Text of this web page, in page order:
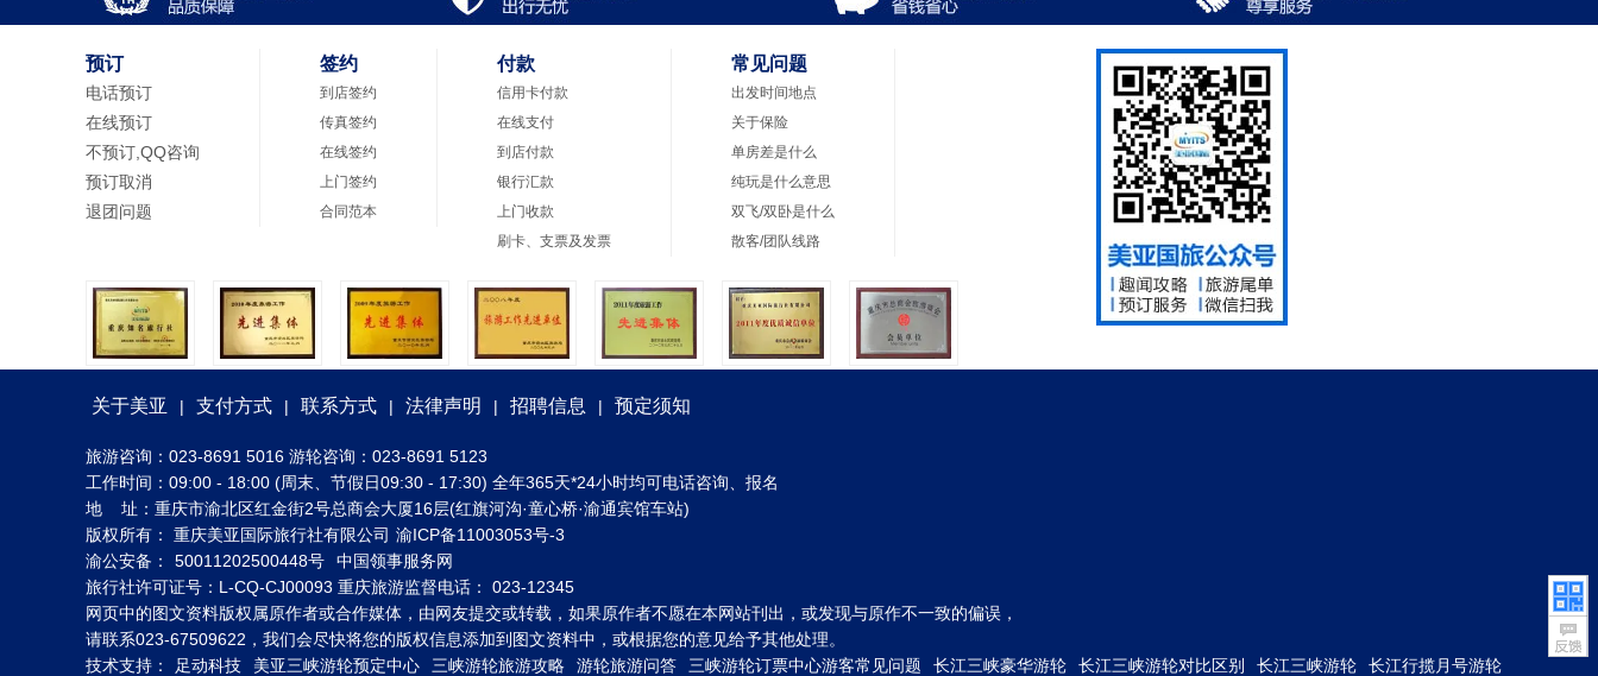
预订
电话预订
在线预订
不预订,QQ咨询
预订取消
退团问题
签约
到店签约
传真签约
在线签约
上门签约
合同范本
付款
信用卡付款
在线支付
到店付款
银行汇款
上门收款
刷卡、支票及发票
常见问题
出发时间地点
关于保险
单房差是什么
纯玩是什么意思
双飞/双卧是什么
散客/团队线路
关于美亚 | 支付方式 | 联系方式 | 法律声明 | 招聘信息 | 预定须知
旅游咨询：023-8691 5016 游轮咨询：023-8691 5123
工作时间：09:00 - 18:00 (周末、节假日09:30 - 17:30) 全年365天*24小时均可电话咨询、报名
地 址：重庆市渝北区红金街2号总商会大厦16层(红旗河沟·童心桥·渝通宾馆车站)
版权所有： 重庆美亚国际旅行社有限公司 渝ICP备11003053号-3
渝公安备：
50011202500448号
中国领事服务网
旅行社许可证号：L-CQ-CJ00093 重庆旅游监督电话： 023-12345
网页中的图文资料版权属原作者或合作媒体，由网友提交或转载，如果原作者不愿在本网站刊出，或发现与原作不一致的偏误，
请联系023-67509622，我们会尽快将您的版权信息添加到图文资料中，或根据您的意见给予其他处理。
技术支持：
足动科技 美亚三峡游轮预定中心 三峡游轮旅游攻略 游轮旅游问答 三峡游轮订票中心游客常见问题 长江三峡豪华游轮 长江三峡游轮对比区别 长江三峡游轮 长江行揽月号游轮